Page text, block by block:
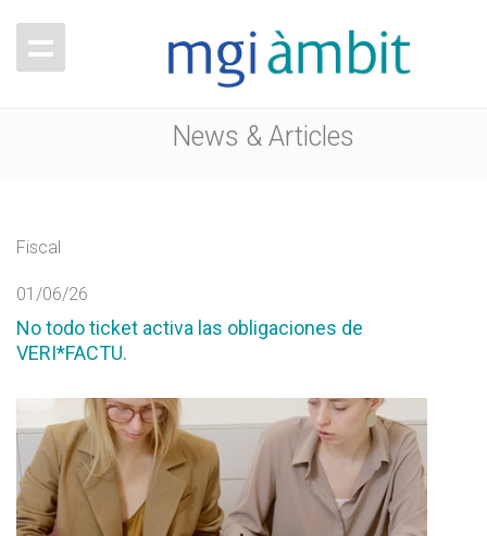
News & Articles
Fiscal
01/06/26
No todo ticket activa las obligaciones de
VERI*FACTU.